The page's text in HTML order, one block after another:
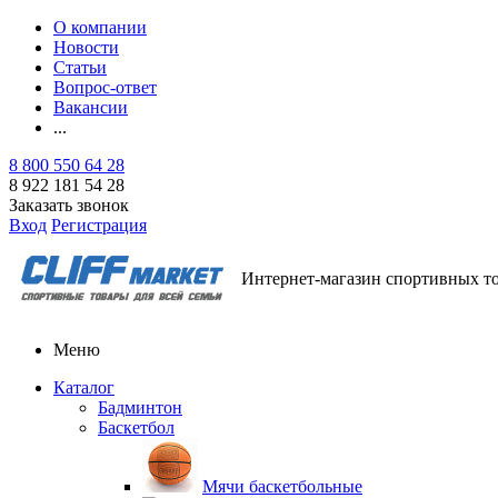
О компании
Новости
Статьи
Вопрос-ответ
Вакансии
...
8 800 550 64 28
8 922 181 54 28
Заказать звонок
Вход Регистрация
Интернет-магазин спортивных
Меню
Каталог
Бадминтон
Баскетбол
Мячи баскетбольные